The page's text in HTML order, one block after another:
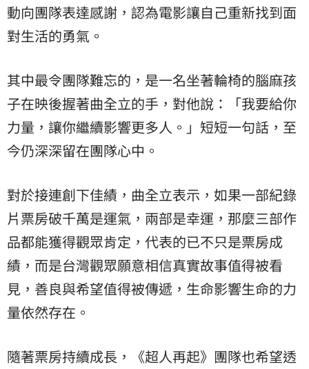
動向團隊表達感謝，認為電影讓自己重新找到面
對生活的勇氣。
其中最令團隊難忘的，是一名坐著輪椅的腦麻孩
子在映後握著曲全立的手，對他說：「我要給你
力量，讓你繼續影響更多人。」短短一句話，至
今仍深深留在團隊心中。
對於接連創下佳績，曲全立表示，如果一部紀錄
片票房破千萬是運氣，兩部是幸運，那麼三部作
品都能獲得觀眾肯定，代表的已不只是票房成
績，而是台灣觀眾願意相信真實故事值得被看
見，善良與希望值得被傳遞，生命影響生命的力
量依然存在。
隨著票房持續成長，《超人再起》團隊也希望透